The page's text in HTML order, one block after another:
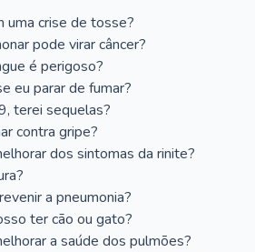
uma crise de tosse?
pode virar câncer?
é perigoso?
eu parar de fumar?
terei sequelas?
contra gripe?
dos sintomas da rinite?
a pneumonia?
ter cão ou gato?
a saúde dos pulmões?